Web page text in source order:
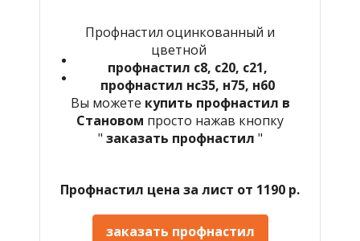
Профнастил оцинкованный и
цветной
профнастил с8, с20, с21,
профнастил нс35, н75, н60
Вы можете купить профнастил в
Становом просто нажав кнопку
" заказать профнастил "
Профнастил цена за лист от 1190 р.
заказать профнастил